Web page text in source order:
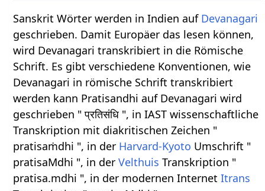
Sanskrit Wörter werden in Indien auf Devanagari
geschrieben. Damit Europäer das lesen können,
wird Devanagari transkribiert in die Römische
Schrift. Es gibt verschiedene Konventionen, wie
Devanagari in römische Schrift transkribiert
werden kann Pratisandhi auf Devanagari wird
geschrieben " प्रतिसंधि ", in IAST wissenschaftliche
Transkription mit diakritischen Zeichen "
pratisaṁdhi ", in der Harvard-Kyoto Umschrift "
pratisaMdhi ", in derVelthuis Transkription "
pratisa.mdhi ", in der modernen InternetItrans